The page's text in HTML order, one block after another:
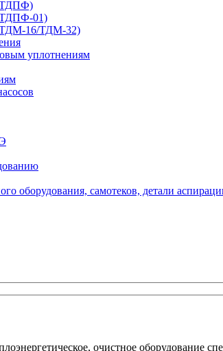
(ТДПФ)
01)
(ТДМ-16/ТДМ-32)
уплотнениям
оборудования, самотеков, детали
очистное